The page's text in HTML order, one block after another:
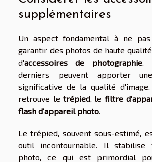
supplémentaires
Un aspect fondamental à ne
garantir des photos de haute
d'accessoires de photographie.
derniers peuvent apporter
significative de la qualité
retrouve le trépied, le filtre
flash d'appareil photo.
Le trépied, souvent sous-estimé,
outil incontournable. Il stabilise
photo, ce qui est primordial